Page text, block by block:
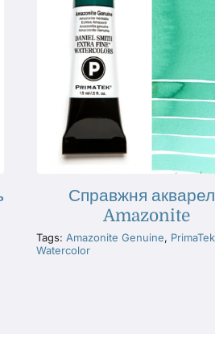
Справжня
Amazonite
Tags:Amazonite Genuine, PrimaTek
Watercolor